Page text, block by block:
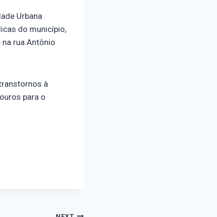
Urbana
do município,
rua Antônio
à
para o